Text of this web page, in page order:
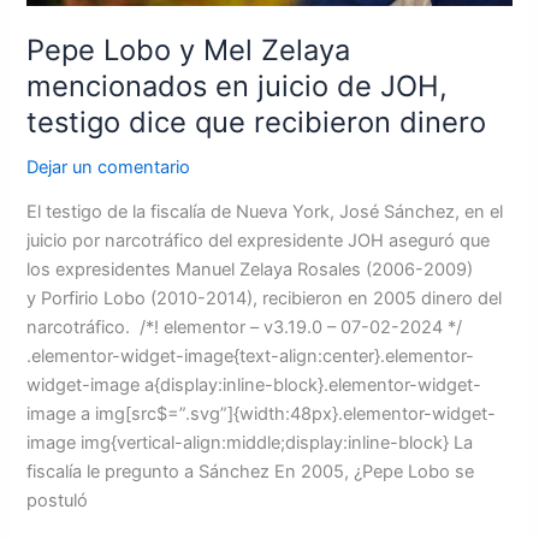
Pepe Lobo y Mel Zelaya
mencionados en juicio de JOH,
testigo dice que recibieron dinero
Dejar un comentario
El testigo de la fiscalía de Nueva York, José Sánchez, en el
juicio por narcotráfico del expresidente JOH aseguró que
los expresidentes Manuel Zelaya Rosales (2006-2009)
y Porfirio Lobo (2010-2014), recibieron en 2005 dinero del
narcotráfico. /*! elementor – v3.19.0 – 07-02-2024 */
.elementor-widget-image{text-align:center}.elementor-
widget-image a{display:inline-block}.elementor-widget-
image a img[src$=”.svg”]{width:48px}.elementor-widget-
image img{vertical-align:middle;display:inline-block} La
fiscalía le pregunto a Sánchez En 2005, ¿Pepe Lobo se
postuló
que
recibieron